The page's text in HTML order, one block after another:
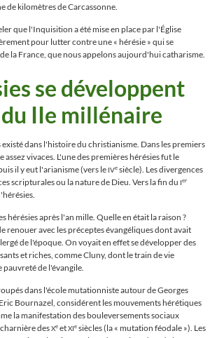
de kilomètres de Carcassonne.
que l'Inquisition a été mise en place par l'Église
pour lutter contre une « hérésie » qui se
la France, que nous appelons aujourd'hui catharisme.
se développent
IIe millénaire
dans l'histoire du christianisme. Dans les premiers
assez vivaces. L'une des premières hérésies fut le
il y eut l'arianisme (vers le IVe siècle). Les divergences
scripturales ou la nature de Dieu. Vers la fin du Ier
hérésies après l'an mille. Quelle en était la raison ?
renouer avec les préceptes évangéliques dont avait
de l'époque. On voyait en effet se développer des
et riches, comme Cluny, dont le train de vie
de l'évangile.
dans l'école mutationniste autour de Georges
Bournazel, considérent les mouvements hérétiques
la manifestation des bouleversements sociaux
desXe etXIe siècles (la « mutation féodale »). Les